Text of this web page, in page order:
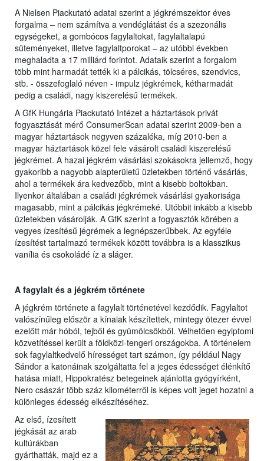
A Nielsen Piackutató adatai szerint a jégkrémszektor éves
forgalma – nem számítva a vendéglátást és a szezonális
egységeket, a gombócos fagylaltokat, fagylaltalapú
süteményeket, illetve fagylaltporokat – az utóbbi években
meghaladta a 17 milliárd forintot. Adataik szerint a forgalom
több mint harmadát tették ki a pálcikás, tölcséres, szendvics,
stb. - összefoglaló néven - impulz jégkrémek, kétharmadát
pedig a családi, nagy kiszerelésű termékek.
A GfK Hungária Piackutató Intézet a háztartások privát
fogyasztását mérő ConsumerScan adatai szerint 2009-ben a
magyar háztartások negyven százaléka, míg 2010-ben a
magyar háztartások közel fele vásárolt családi kiszerelésű
jégkrémet. A hazai jégkrém vásárlási szokásokra jellemző, hogy
gyakoribb a nagyobb alapterületű üzletekben történő vásárlás,
ahol a termékek ára kedvezőbb, mint a kisebb boltokban.
Ilyenkor általában a családi jégkrémek vásárlási gyakorisága
magasabb, mint a pálcikás jégkrémeké. Utóbbit inkább a kisebb
üzletekben vásárolják. A GfK szerint a fogyasztók körében a
vegyes ízesítésű jégrémek a legnépszerűbbek. Az egyféle
ízesítést tartalmazó termékek között továbbra is a klasszikus
vanília és csokoládé íz a sláger.
A fagylalt és a jégkrém története
A jégkrém története a fagylalt történetével kezdődik. Fagylaltot
valószínűleg először a kínaiak készítettek, mintegy ötezer évvel
ezelőtt már hóból, tejből és gyümölcsökből. Vélhetően egyiptomi
közvetítéssel került a földközi-tengeri országokba. A történelem
sok fagylaltkedvelő hírességet tart számon, így például Nagy
Sándor a katonáinak szolgáltatta fel a jeges édességet élénkítő
hatása miatt, Hippokratész betegeinek ajánlotta gyógyírként,
Nero császár több száz kilométerről is képes volt jeget hozatni a
különleges édesség elkészítéséhez.
Az első, ízesített
jégkását az arab
kultúrákban
gyárthatták, majd ez a